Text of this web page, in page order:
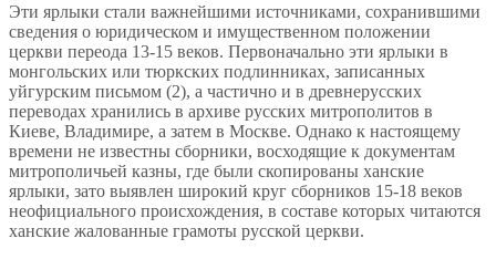
Эти ярлыки стали важнейшими источниками, сохранившими
сведения о юридическом и имущественном положении
церкви переода 13-15 веков. Первоначально эти ярлыки в
монгольских или тюркских подлинниках, записанных
уйгурским письмом (2), а частично и в древнерусских
переводах хранились в архиве русских митрополитов в
Киеве, Владимире, а затем в Москве. Однако к настоящему
времени не известны сборники, восходящие к документам
митрополичьей казны, где были скопированы ханские
ярлыки, зато выявлен широкий круг сборников 15-18 веков
неофициального происхождения, в составе которых читаются
ханские жалованные грамоты русской церкви.